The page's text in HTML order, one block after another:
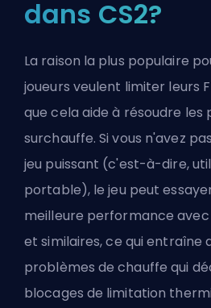
dans CS2?
La raison la plus populaire
joueurs veulent limiter leurs
que cela aide à résoudre les
surchauffe. Si vous n'avez
jeu puissant (c'est-à-dire,
portable), le jeu peut
meilleure performance
et similaires, ce qui entraîne
problèmes de chauffe qui
blocages de limitation